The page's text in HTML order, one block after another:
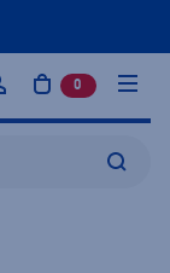
sisään
0 tuotetta